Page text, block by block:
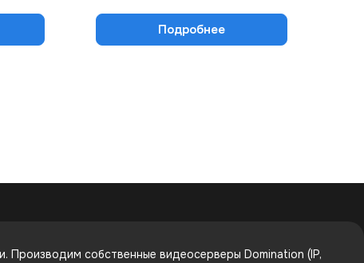
Подробнее
собственные видеосерверы Domination (IP,